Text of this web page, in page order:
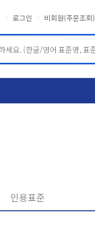
로그인 비회원(주문조회)
인용표준